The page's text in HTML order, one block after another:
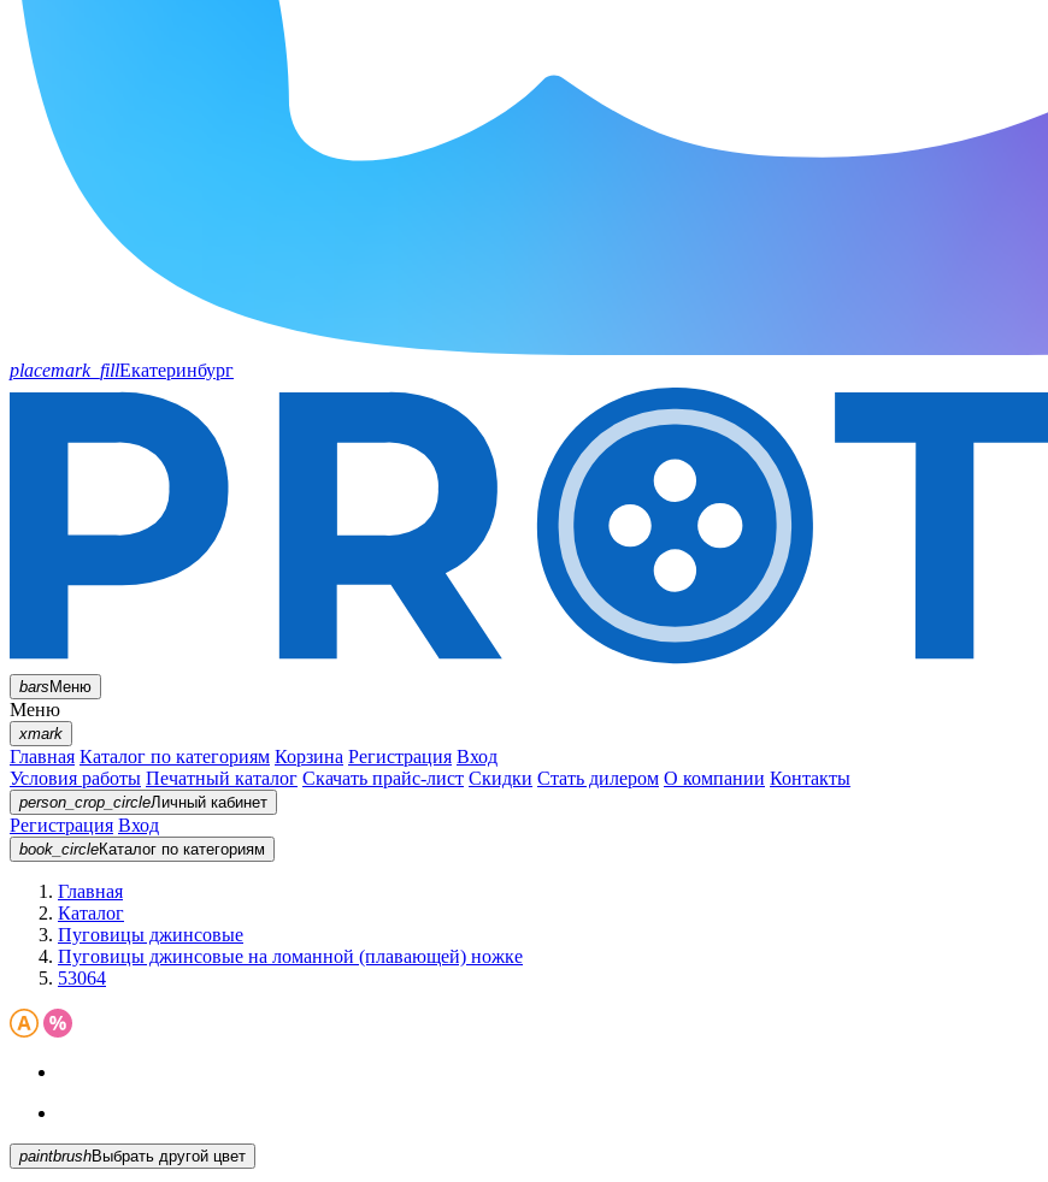
placemark_fillЕкатеринбург
barsМеню
Меню
xmark
Главная Каталог по категориям Корзина Регистрация Вход
Условия работы Печатный каталог Скачать прайс-лист Скидки Стать дилером О компании Контакты
person_crop_circleЛичный кабинет
Регистрация Вход
book_circleКаталог по категориям
Главная
Каталог
Пуговицы джинсовые
Пуговицы джинсовые на ломанной (плавающей) ножке
53064
paintbrush Выбрать другой цвет